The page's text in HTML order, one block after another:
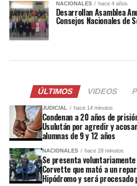
NACIONALES hace 4 años
Desarrollan Asamblea
Consejos Nacionales de
ÚLTIMOS VIDEOS
JUDICIAL hace 14 minutos
Condenan a 20 años de
Usulután por agredir y
alumnas de 9 y 12 años
NACIONALES hace 28 minutos
Se presenta
Corvette que mató a un
Hipódromo y será procesado